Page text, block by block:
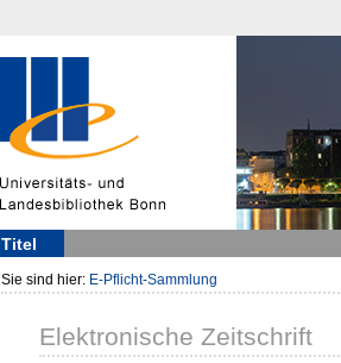
Titel
Sie sind hier: E-Pflicht-Sammlung
Elektronische Zeitschrift